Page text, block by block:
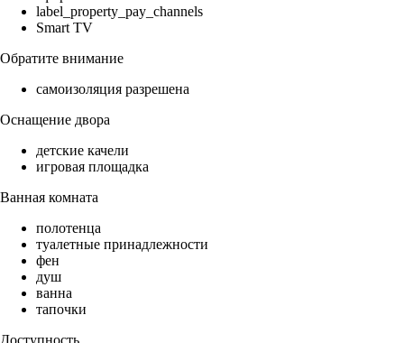
label_property_pay_channels
Smart TV
Обратите внимание
самоизоляция разрешена
Оснащение двора
детские качели
игровая площадка
Ванная комната
полотенца
туалетные принадлежности
фен
душ
ванна
тапочки
Доступность